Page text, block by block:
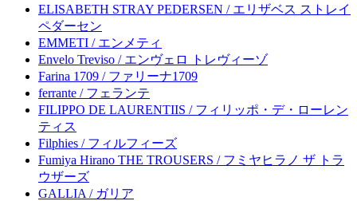
ELISABETH STRAY PEDERSEN / エリザベス ストレイ
ペダーセン
EMMETI / エンメティ
Envelo Treviso / エンヴェロ トレヴィーゾ
Farina 1709 / ファリーナ1709
ferrante / フェランテ
FILIPPO DE LAURENTIIS / フィリッポ・デ・ローレン
ティス
Filphies / フィルフィーズ
Fumiya Hirano THE TROUSERS / フミヤヒラノ ザ トラ
ウザーズ
GALLIA / ガリア